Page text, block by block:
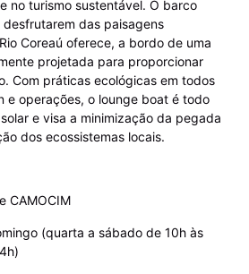
no turismo sustentável. O barco
das paisagens
Coreaú oferece, a bordo de uma
projetada para proporcionar
Com práticas ecológicas em todos
e operações, o lounge boat é todo
e visa a minimização da pegada
dos ecossistemas locais.
CAMOCIM
(quarta a sábado de 10h às